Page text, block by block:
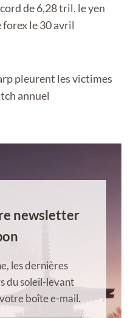
de 6,28 tril. le yen
le 30 avril
pleurent les victimes
annuel
newsletter
les dernières
du soleil-levant
boîte e-mail.